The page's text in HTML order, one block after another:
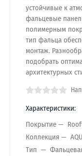
устойчивые к
фальцевые
полимерным
тип фальца
монтаж.
подобрать
архитектурных
Характеристики:
Покрытие
Коллекция
Тип